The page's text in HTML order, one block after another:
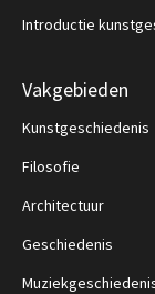
Introductie
Vakgebieden
Kunstgeschiedenis
Filosofie
Architectuur
Geschiedenis